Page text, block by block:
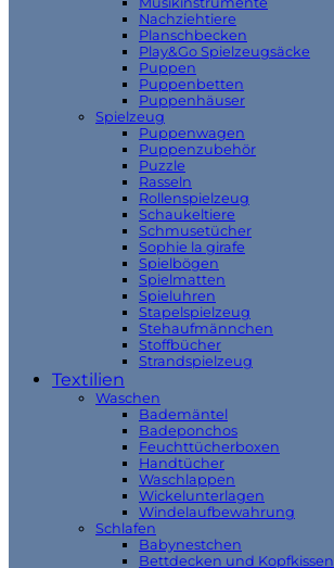
Nachziehtiere
Planschbecken
Play&Go Spielzeugsäcke
Puppen
Puppenbetten
Puppenhäuser
Spielzeug
Puppenwagen
Puppenzubehör
Puzzle
Rasseln
Rollenspielzeug
Schaukeltiere
Schmusetücher
Sophie la girafe
Spielbögen
Spielmatten
Spieluhren
Stapelspielzeug
Stehaufmännchen
Stoffbücher
Strandspielzeug
Textilien
Waschen
Bademäntel
Badeponchos
Feuchttücherboxen
Handtücher
Waschlappen
Wickelunterlagen
Windelaufbewahrung
Schlafen
Babynestchen
Bettdecken und Kopfkissen